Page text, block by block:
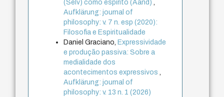
(Selv) como espírito (Aand),
Aufklärung: journal of
philosophy: v. 7 n. esp (2020):
Filosofia e Espiritualidade
Daniel Graciano, Expressividade
e produção passiva: Sobre a
medialidade dos
acontecimentos expressivos,
Aufklärung: journal of
philosophy: v. 13 n. 1 (2026)